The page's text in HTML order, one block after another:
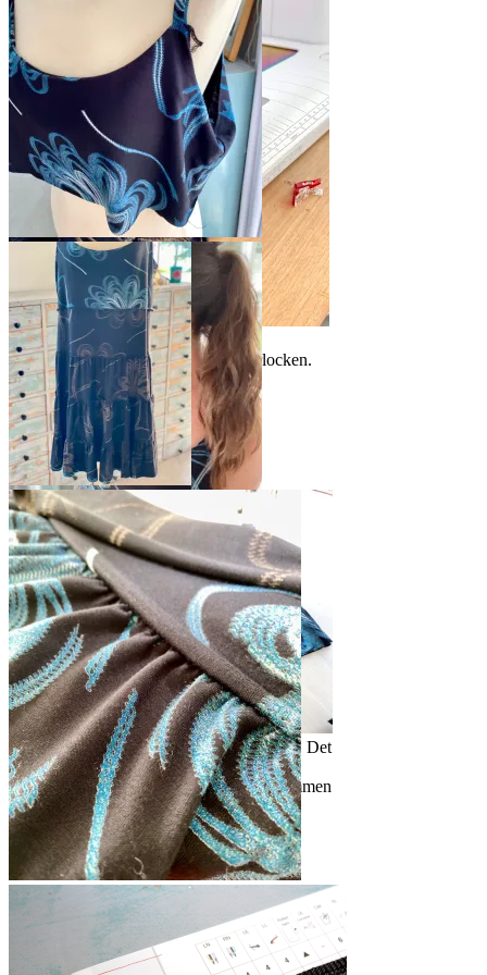
sømmonn
Fest stroppen på forstykket
og før den over til
bakstykket og fest den der.
Gjenta for motsatt side
Jeg valgte å feste stroppem fast med
symaskinen. Resten ble sydd på overlocken.
Obs. Vær nøye med å legge
stroppene så du ikke syr den inn i
noen av sømmene. . Slik ser ferdig
resultat ut
Stroppene har en supergod
plassering. Den doble empiretoppen
gir støtte om du har en stor byste
Neste moment er å sy
skjørtet. Det består av fire
kapper
Kappene måler 16 cm inklusive sømmonn. Det
er smart å skjære og sy sammen til en lang
strimmel før du begynner å rynke dem sammen
Jeg pleier ikke å beregne hvor mye stoff
som går til kappene, men jeg har laget et
blogginnlegg om du vi beregne stoff og